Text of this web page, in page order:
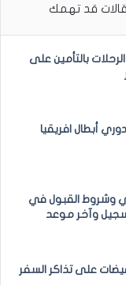
قد تهمك
بالتأمين على
أبطال افريقيا
وشروط القبول في
وآخر موعد
على تذاكر السفر